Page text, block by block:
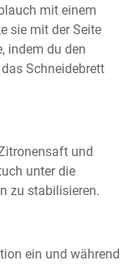
mit einem
sie mit der Seite
indem du den
Schneidebrett
und
unter die
zu stabilisieren.
ein und während